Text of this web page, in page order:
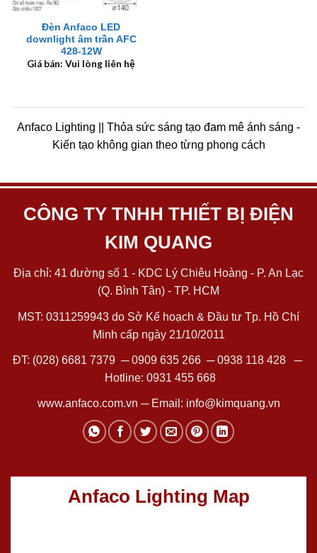
Đèn Anfaco LED
downlight âm trần AFC
428-12W
Giá bán: Vui lòng liên hệ
Anfaco Lighting || Thỏa sức sáng tạo đam mê ánh sáng -
Kiến tạo không gian theo từng phong cách
CÔNG TY TNHH THIẾT BỊ ĐIỆN
KIM QUANG
Địa chỉ: 41 đường số 1 - KDC Lý Chiêu Hoàng - P. An Lạc
(Q. Bình Tân) - TP. HCM
MST: 0311259943 do Sở Kế hoạch & Đầu tư Tp. Hồ Chí
Minh cấp ngày 21/10/2011
ĐT: (028) 6681 7379 ─0909 635 266─0938 118 428─
Hotline: 0931 455 668
www.anfaco.com.vn ─ Email: info@kimquang.vn
Anfaco Lighting Map